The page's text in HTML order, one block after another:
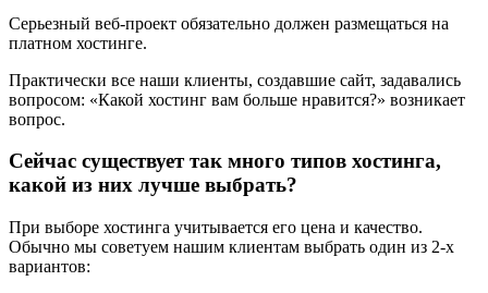
Серьезный веб-проект обязательно должен размещаться на
платном хостинге.
Практически все наши клиенты, создавшие сайт, задавались
вопросом: «Какой хостинг вам больше нравится?» возникает
вопрос.
Сейчас существует так много типов хостинга,
какой из них лучше выбрать?
При выборе хостинга учитывается его цена и качество.
Обычно мы советуем нашим клиентам выбрать один из 2-х
вариантов: